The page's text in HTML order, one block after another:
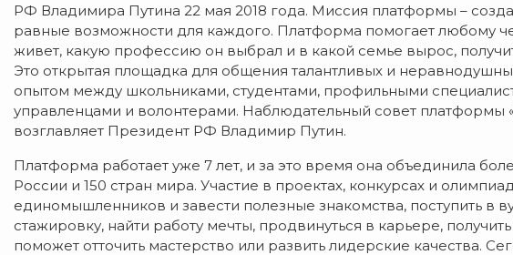
РФ Владимира Путина 22 мая 2018 года. Миссия платформы –
равные возможности для каждого. Платформа помогает любому
живет, какую профессию он выбрал и в какой семье вырос,
Это открытая площадка для общения талантливых и
опытом между школьниками, студентами, профильными
управленцами и волонтерами. Наблюдательный совет платформы
возглавляет Президент РФ Владимир Путин.
Платформа работает уже 7 лет, и за это время она объединила
России и 150 стран мира. Участие в проектах, конкурсах и
единомышленников и завести полезные знакомства, поступить в
стажировку, найти работу мечты, продвинуться в карьере,
поможет отточить мастерство или развить лидерские качества.